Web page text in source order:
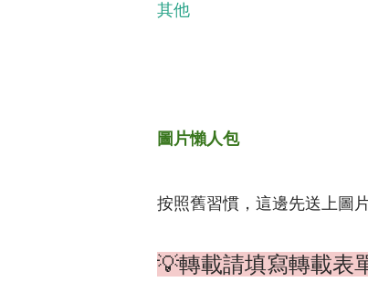
其他
圖片懶人包
按照舊習慣，這邊先送上圖
💡轉載請填寫轉載表